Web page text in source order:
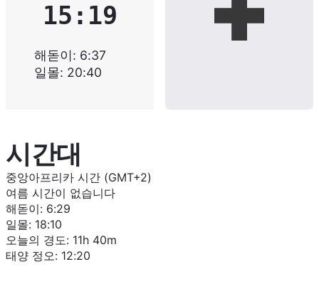
15:19
해돋이: 6:37
일몰: 20:40
시간대
중앙아프리카 시간 (GMT+2)
여름 시간이 없습니다
해돋이: 6:29
일몰: 18:10
오늘의 경도: 11h 40m
태양 정오: 12:20